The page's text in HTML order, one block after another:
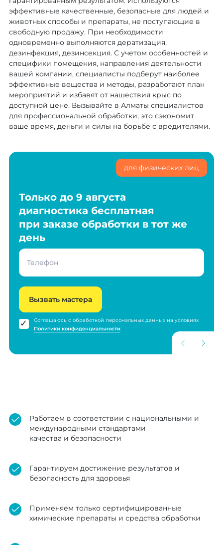
эффективные качественные, безопасные для людей и
животных способы и препараты, не поступающие в
свободную продажу. При необходимости
одновременно выполняются дератизация,
дезинфекция, дезинсекция. С учетом особенностей и
специфики помещения, направления деятельности
вашей компании, специалисты подберут наиболее
эффективные вещества и методы, разработают план
мероприятий и избавят от нашествия крыс по
доступной цене. Вызывайте в Алматы специалистов
для профессиональной обработки, это сэкономит
ваше время, деньги и силы на борьбе с вредителями.
Только до 9 августа
диагностика бесплатная
при заказе обработки в тот же
день
Вызвать мастера
Соглашаюсь с обработкой персональных данных на условиях
Политики конфиденциальности
для физических лиц
Работаем в соответствии с национальными и
международными стандартами
качества и безопасности
Гарантируем достижение результатов и
безопасность для здоровья
Применяем только сертифицированные
химические препараты и средства обработки